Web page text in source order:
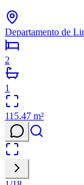
Departamento de
2
1
115.47 m²